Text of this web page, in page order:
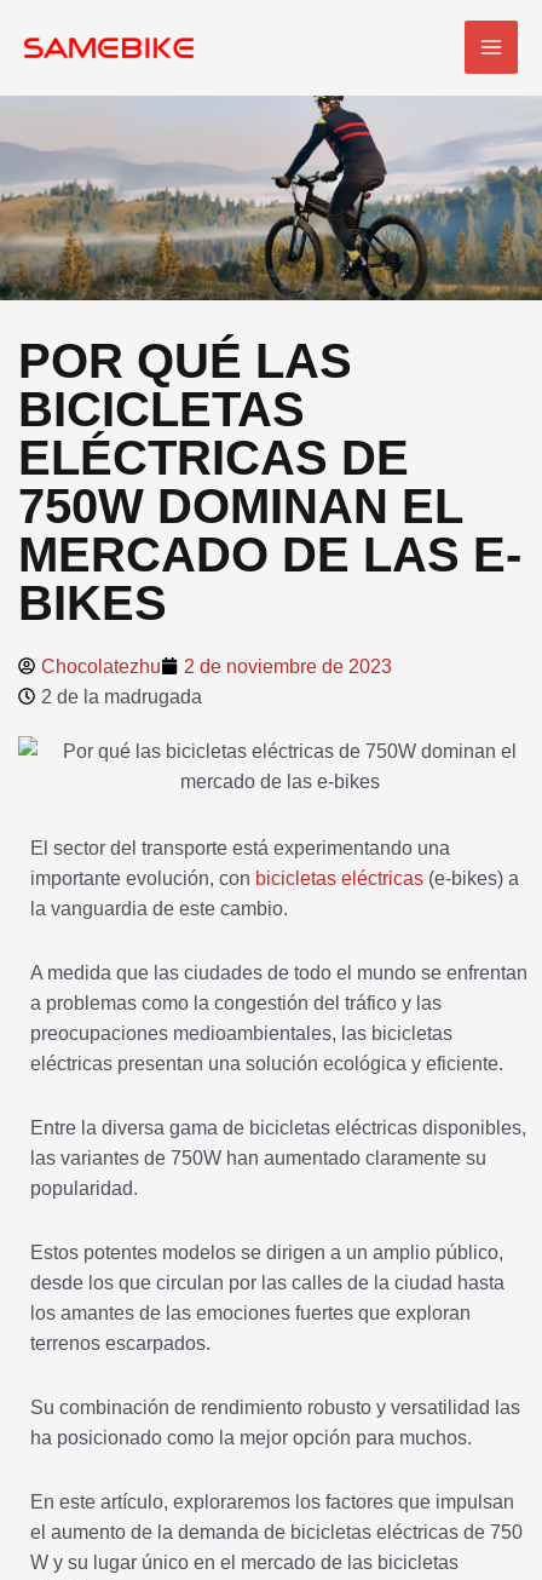
POR QUÉ LAS
BICICLETAS
ELÉCTRICAS DE
750W DOMINAN EL
MERCADO DE LAS E-
BIKES
Chocolatezhu
2 de noviembre de 2023
2 de la madrugada
El sector del transporte está experimentando una
importante evolución, con bicicletas eléctricas (e-bikes) a
la vanguardia de este cambio.
A medida que las ciudades de todo el mundo se enfrentan
a problemas como la congestión del tráfico y las
preocupaciones medioambientales, las bicicletas
eléctricas presentan una solución ecológica y eficiente.
Entre la diversa gama de bicicletas eléctricas disponibles,
las variantes de 750W han aumentado claramente su
popularidad.
Estos potentes modelos se dirigen a un amplio público,
desde los que circulan por las calles de la ciudad hasta
los amantes de las emociones fuertes que exploran
terrenos escarpados.
Su combinación de rendimiento robusto y versatilidad las
ha posicionado como la mejor opción para muchos.
En este artículo, exploraremos los factores que impulsan
el aumento de la demanda de bicicletas eléctricas de 750
W y su lugar único en el mercado de las bicicletas